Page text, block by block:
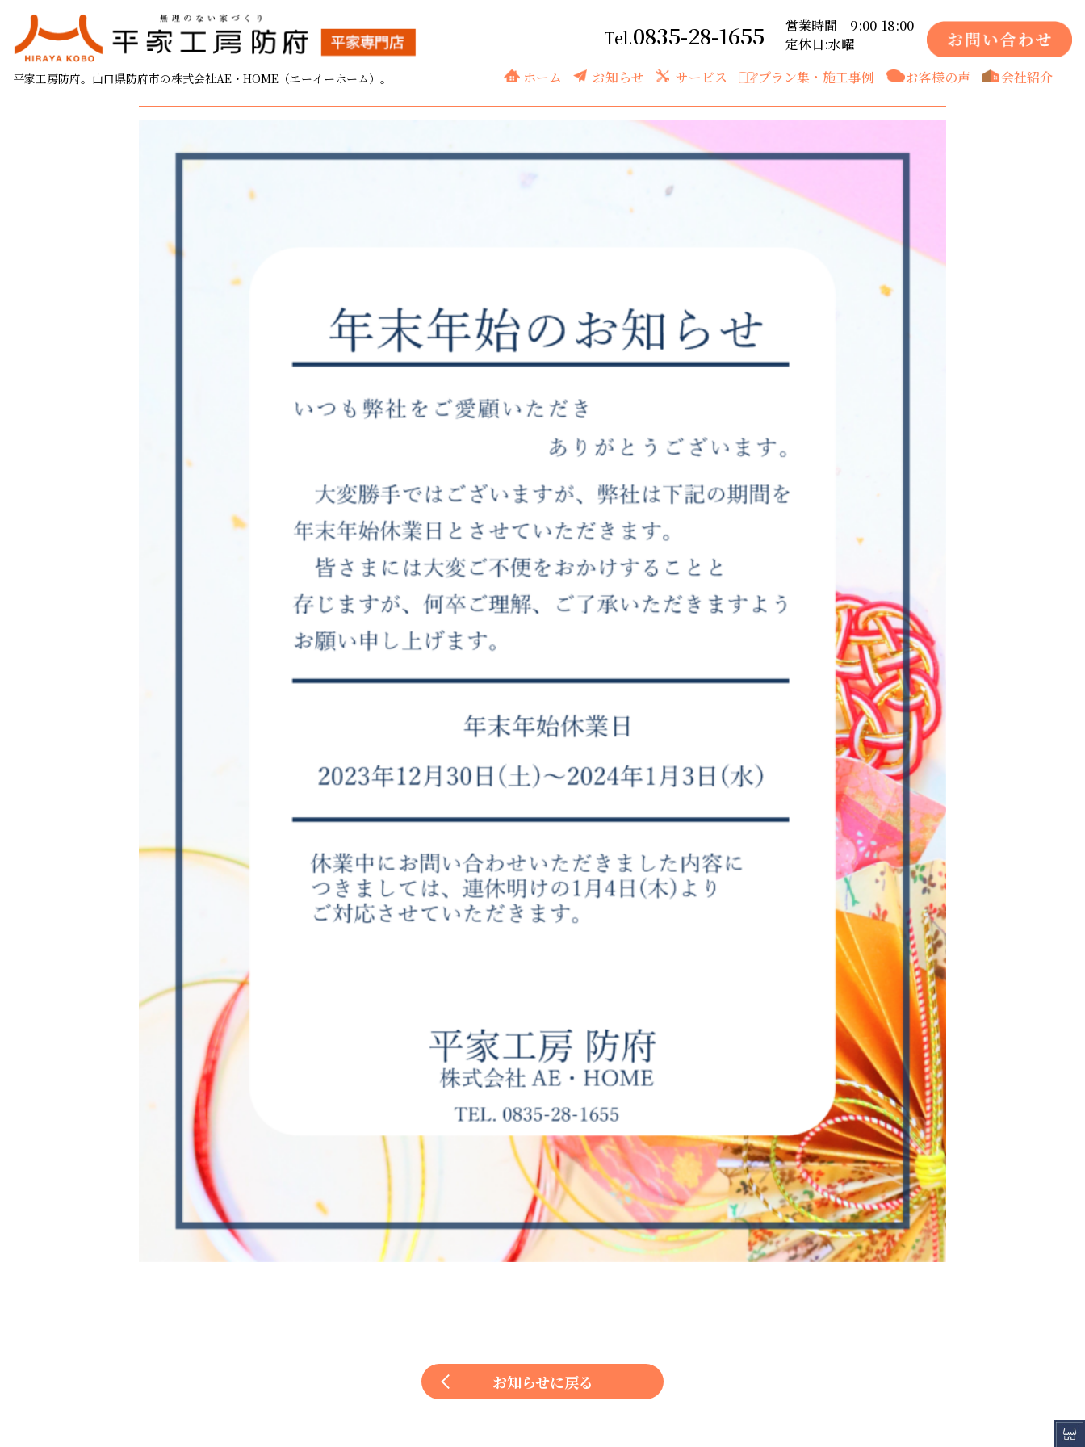
平家工房防府。山口県防府市の株式会社AE・HOME（エーイーホーム）。
0835-28-1655
営業時間 9:00-18:00
定休日:水曜
ホーム
お知らせ サービス プラン集・施工事例 お客様の声 会社紹介
年末年始休業のお知らせ
2023.12.26
お知らせに戻る